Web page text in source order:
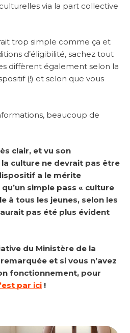
via la part collective
trop simple comme ça et
d’éligibilité, sachez tout
diffèrent également selon la
(!) et selon que vous
beaucoup de
clair, et vu son
la culture ne devrait pas être
a le mérite
simple pass « culture
à tous les jeunes, selon les
pas été plus évident
du Ministère de la
et si vous n’avez
fonctionnement, pour
par ici !